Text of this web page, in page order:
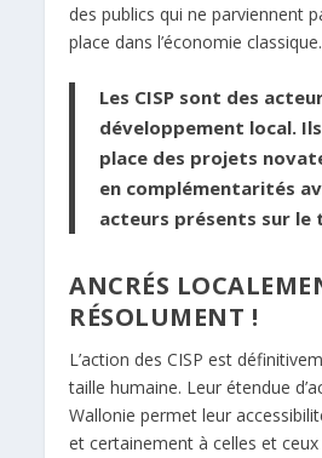
des publics qui ne parviennent
place dans l’économie classique.
Les CISP sont des
développement local.
place des projets
en complémentarités
acteurs présents sur
ANCRÉS
RÉSOLUMENT !
L’action des CISP est
taille humaine. Leur étendue
Wallonie permet leur
et certainement à celles et